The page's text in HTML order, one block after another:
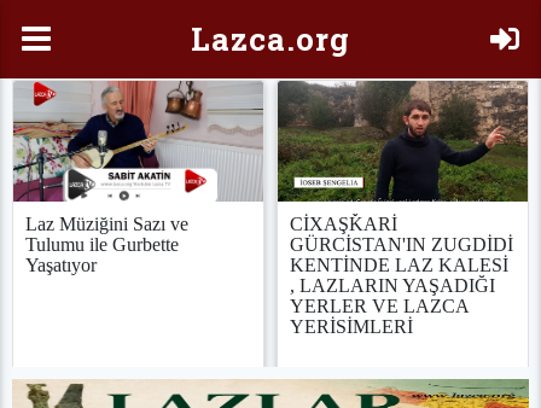
Lazca.org
Laz Müziğini Sazı ve
Tulumu ile Gurbette
Yaşatıyor
CİXAŞǨARİ
GÜRCİSTAN'IN ZUGDİDİ
KENTİNDE LAZ KALESİ
, LAZLARIN YAŞADIĞI
YERLER VE LAZCA
YERİSİMLERİ